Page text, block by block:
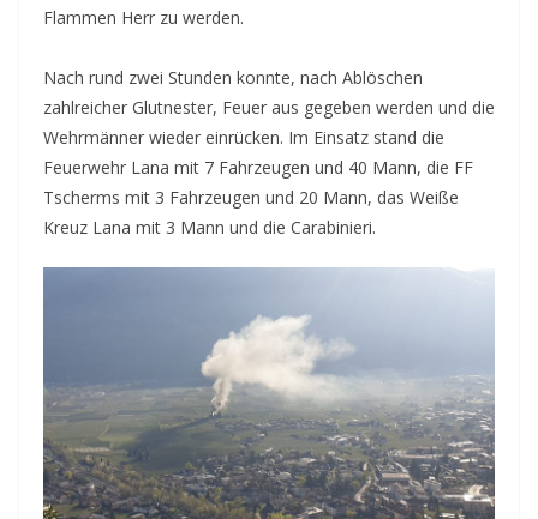
Flammen Herr zu werden.
Nach rund zwei Stunden konnte, nach Ablöschen
zahlreicher Glutnester, Feuer aus gegeben werden und die
Wehrmänner wieder einrücken. Im Einsatz stand die
Feuerwehr Lana mit 7 Fahrzeugen und 40 Mann, die FF
Tscherms mit 3 Fahrzeugen und 20 Mann, das Weiße
Kreuz Lana mit 3 Mann und die Carabinieri.